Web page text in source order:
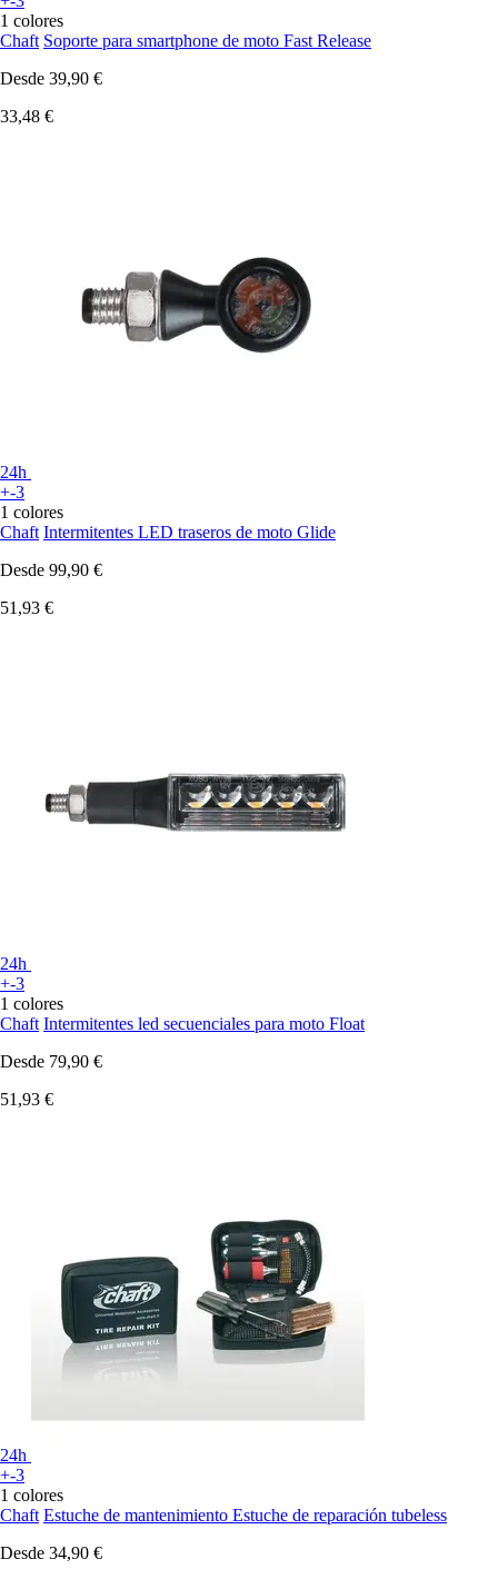
1 colores
Chaft Soporte para smartphone de moto Fast Release
Desde 39,90 €
33,48 €
24h
+-3
1 colores
Chaft Intermitentes LED traseros de moto Glide
Desde 99,90 €
51,93 €
24h
+-3
1 colores
Chaft Intermitentes led secuenciales para moto Float
Desde 79,90 €
51,93 €
24h
+-3
1 colores
Chaft Estuche de mantenimiento Estuche de reparación tubeless
Desde 34,90 €